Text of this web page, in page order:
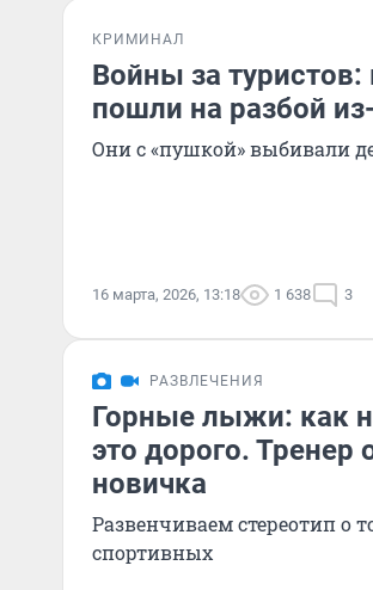
КРИМИНАЛ
Войны за
пошли на разбой
Они с «пушкой» выбивали
16 марта, 2026, 13:18 1 638 3
РАЗВЛЕЧЕНИЯ
Горные лыжи: как
это дорого. Тренер
новичка
Развенчиваем стереотип о
спортивных